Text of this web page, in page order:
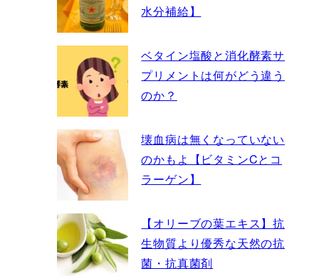
水分補給】
ベタイン塩酸と消化酵素サ
プリメントは何がどう違う
のか？
壊血病は無くなっていない
のかもよ【ビタミンCとコ
ラーゲン】
【オリーブの葉エキス】抗
生物質より優秀な天然の抗
菌・抗真菌剤